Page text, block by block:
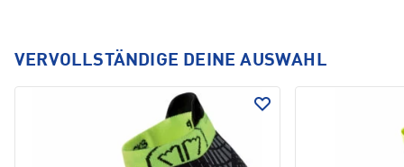
VERVOLLSTÄNDIGE DEINE AUSWAHL